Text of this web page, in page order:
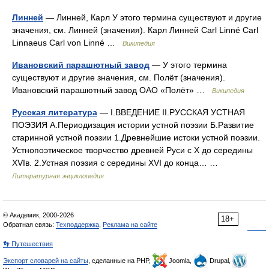
Линней — Линней, Карл У этого термина существуют и другие
значения, см. Линней (значения). Карл Линней Carl Linné Carl
Linnaeus Carl von Linné …
Википедия
Ивановский парашютный завод — У этого термина
существуют и другие значения, см. Полёт (значения).
Ивановский парашютный завод ОАО «Полёт» …
Википедия
Русская литература — I.ВВЕДЕНИЕ II.РУССКАЯ УСТНАЯ
ПОЭЗИЯ А.Периодизация истории устной поэзии Б.Развитие
старинной устной поэзии 1.Древнейшие истоки устной поэзии.
Устнопоэтическое творчество древней Руси с X до середины
XVIв. 2.Устная поэзия с середины XVI до конца… …
Литературная энциклопедия
18+
© Академик, 2000-2026
Обратная связь: Техподдержка Реклама на сайте
👣 Путешествия
Экспорт словарей на сайты , сделанные на PHP, Joomla,
Drupal,